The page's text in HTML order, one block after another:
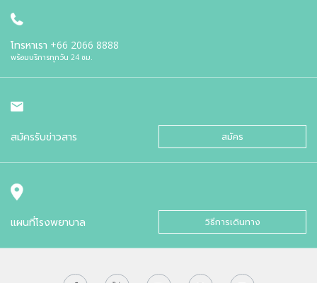
โทรหาเรา +66 2066 8888
พร้อมบริการทุกวัน 24 ชม.
สมัครรับข่าวสาร สมัคร
แผนที่โรงพยาบาล วิธีการเดินทาง